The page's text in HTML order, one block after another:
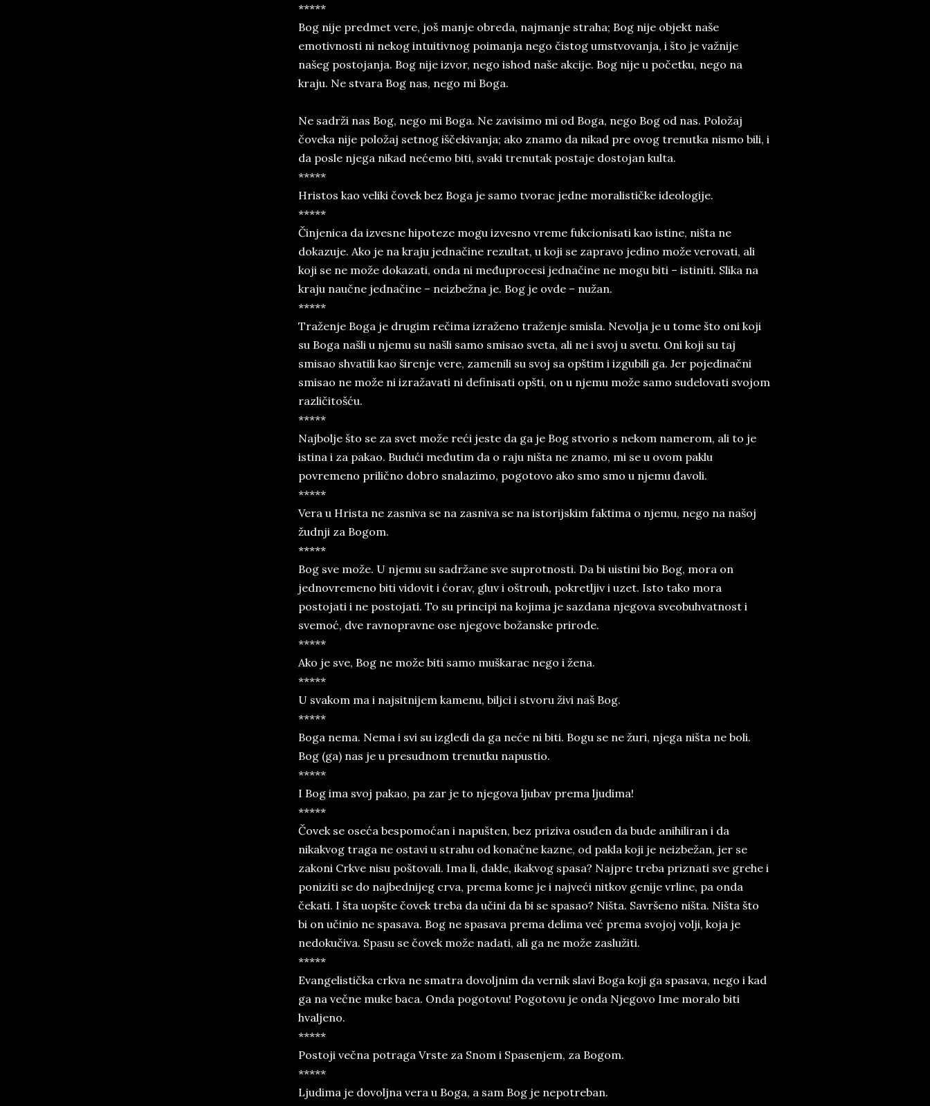
*****
Bog nije predmet vere, još manje obreda, najmanje straha; Bog nije objekt naše
emotivnosti ni nekog intuitivnog poimanja nego čistog umstvovanja, i što je važnije
našeg postojanja. Bog nije izvor, nego ishod naše akcije. Bog nije u početku, nego na
kraju. Ne stvara Bog nas, nego mi Boga.
Ne sadrži nas Bog, nego mi Boga. Ne zavisimo mi od Boga, nego Bog od nas. Položaj
čoveka nije položaj setnog iščekivanja; ako znamo da nikad pre ovog trenutka nismo bili, i
da posle njega nikad nećemo biti, svaki trenutak postaje dostojan kulta.
*****
Hristos kao veliki čovek bez Boga je samo tvorac jedne moralističke ideologije.
*****
Činjenica da izvesne hipoteze mogu izvesno vreme fukcionisati kao istine, ništa ne
dokazuje. Ako je na kraju jednačine rezultat, u koji se zapravo jedino može verovati, ali
koji se ne može dokazati, onda ni međuprocesi jednačine ne mogu biti – istiniti. Slika na
kraju naučne jednačine – neizbežna je. Bog je ovde – nužan.
*****
Traženje Boga je drugim rečima izraženo traženje smisla. Nevolja je u tome što oni koji
su Boga našli u njemu su našli samo smisao sveta, ali ne i svoj u svetu. Oni koji su taj
smisao shvatili kao širenje vere, zamenili su svoj sa opštim i izgubili ga. Jer pojedinačni
smisao ne može ni izražavati ni definisati opšti, on u njemu može samo sudelovati svojom
različitošću.
*****
Najbolje što se za svet može reći jeste da ga je Bog stvorio s nekom namerom, ali to je
istina i za pakao. Budući međutim da o raju ništa ne znamo, mi se u ovom paklu
povremeno prilično dobro snalazimo, pogotovo ako smo smo u njemu đavoli.
*****
Vera u Hrista ne zasniva se na zasniva se na istorijskim faktima o njemu, nego na našoj
žudnji za Bogom.
*****
Bog sve može. U njemu su sadržane sve suprotnosti. Da bi uistini bio Bog, mora on
jednovremeno biti vidovit i ćorav, gluv i oštrouh, pokretljiv i uzet. Isto tako mora
postojati i ne postojati. To su principi na kojima je sazdana njegova sveobuhvatnost i
svemoć, dve ravnopravne ose njegove božanske prirode.
*****
Ako je sve, Bog ne može biti samo muškarac nego i žena.
*****
U svakom ma i najsitnijem kamenu, biljci i stvoru živi naš Bog.
*****
Boga nema. Nema i svi su izgledi da ga neće ni biti. Bogu se ne žuri, njega ništa ne boli.
Bog (ga) nas je u presudnom trenutku napustio.
*****
I Bog ima svoj pakao, pa zar je to njegova ljubav prema ljudima!
*****
Čovek se oseća bespomoćan i napušten, bez priziva osuđen da bude anihiliran i da
nikakvog traga ne ostavi u strahu od konačne kazne, od pakla koji je neizbežan, jer se
zakoni Crkve nisu poštovali. Ima li, dakle, ikakvog spasa? Najpre treba priznati sve grehe i
poniziti se do najbednijeg crva, prema kome je i najveći nitkov genije vrline, pa onda
čekati. I šta uopšte čovek treba da učini da bi se spasao? Ništa. Savršeno ništa. Ništa što
bi on učinio ne spasava. Bog ne spasava prema delima već prema svojoj volji, koja je
nedokučiva. Spasu se čovek može nadati, ali ga ne može zaslužiti.
*****
Evangelistička crkva ne smatra dovoljnim da vernik slavi Boga koji ga spasava, nego i kad
ga na večne muke baca. Onda pogotovu! Pogotovu je onda Njegovo Ime moralo biti
hvaljeno.
*****
Postoji večna potraga Vrste za Snom i Spasenjem, za Bogom.
*****
Ljudima je dovoljna vera u Boga, a sam Bog je nepotreban.